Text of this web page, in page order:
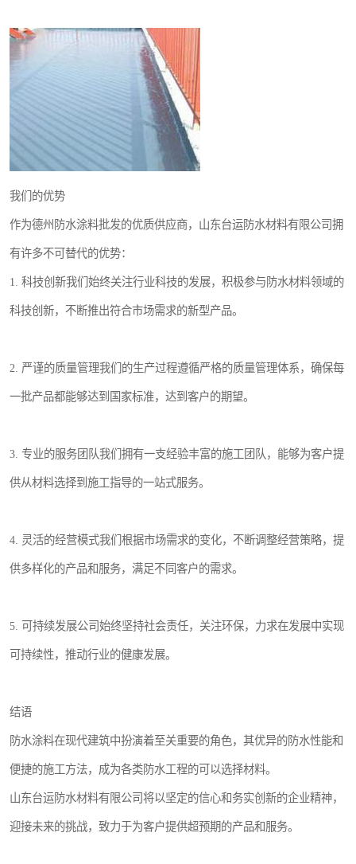
我们的优势
作为德州防水涂料批发的优质供应商，山东台运防水材料有限公司拥
有许多不可替代的优势：
1. 科技创新我们始终关注行业科技的发展，积极参与防水材料领域的
科技创新，不断推出符合市场需求的新型产品。
2. 严谨的质量管理我们的生产过程遵循严格的质量管理体系，确保每
一批产品都能够达到国家标准，达到客户的期望。
3. 专业的服务团队我们拥有一支经验丰富的施工团队，能够为客户提
供从材料选择到施工指导的一站式服务。
4. 灵活的经营模式我们根据市场需求的变化，不断调整经营策略，提
供多样化的产品和服务，满足不同客户的需求。
5. 可持续发展公司始终坚持社会责任，关注环保，力求在发展中实现
可持续性，推动行业的健康发展。
结语
防水涂料在现代建筑中扮演着至关重要的角色，其优异的防水性能和
便捷的施工方法，成为各类防水工程的可以选择材料。
山东台运防水材料有限公司将以坚定的信心和务实创新的企业精神，
迎接未来的挑战，致力于为客户提供超预期的产品和服务。